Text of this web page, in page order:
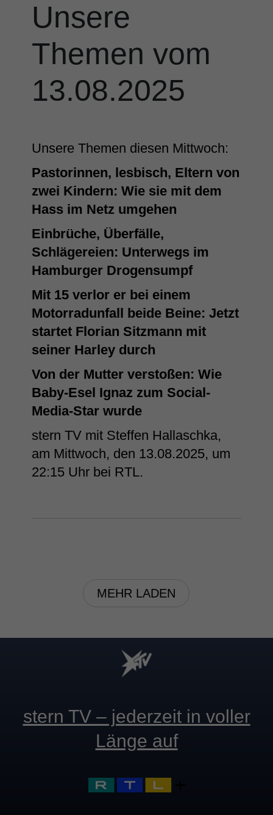
Unsere
Themen vom
13.08.2025
Unsere Themen diesen Mittwoch:
Pastorinnen, lesbisch, Eltern von
zwei Kindern: Wie sie mit dem
Hass im Netz umgehen
Einbrüche, Überfälle,
Schlägereien: Unterwegs im
Hamburger Drogensumpf
Mit 15 verlor er bei einem
Motorradunfall beide Beine: Jetzt
startet Florian Sitzmann mit
seiner Harley durch
Von der Mutter verstoßen: Wie
Baby-Esel Ignaz zum Social-
Media-Star wurde
stern TV mit Steffen Hallaschka,
am Mittwoch, den 13.08.2025, um
22:15 Uhr bei RTL.
MEHR LADEN
stern TV – jederzeit in voller
Länge auf